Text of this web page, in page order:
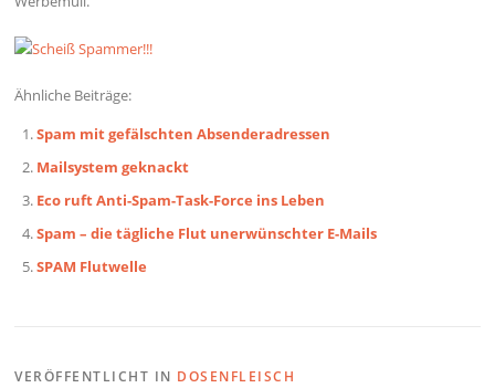
Ähnliche Beiträge:
Spam mit gefälschten Absenderadressen
Mailsystem geknackt
Eco ruft Anti-Spam-Task-Force ins Leben
Spam – die tägliche Flut unerwünschter E-Mails
SPAM Flutwelle
VERÖFFENTLICHT IN DOSENFLEISCH